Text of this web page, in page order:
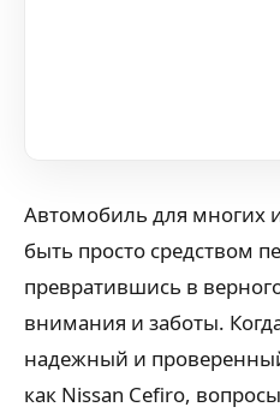
Автомобиль для многих
быть просто средством
превратившись в
внимания и заботы.
надежный и
как Nissan Cefiro,